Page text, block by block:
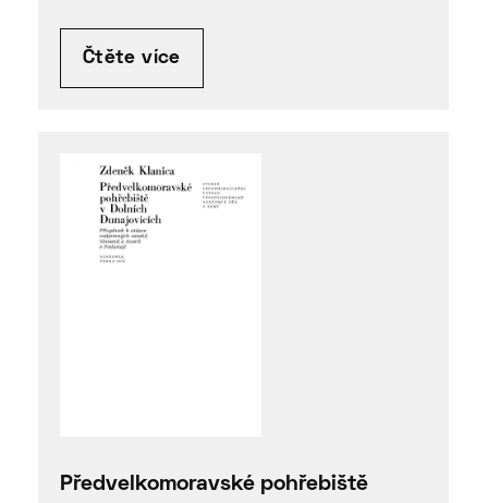
Čtěte více
Předvelkomoravské pohřebiště